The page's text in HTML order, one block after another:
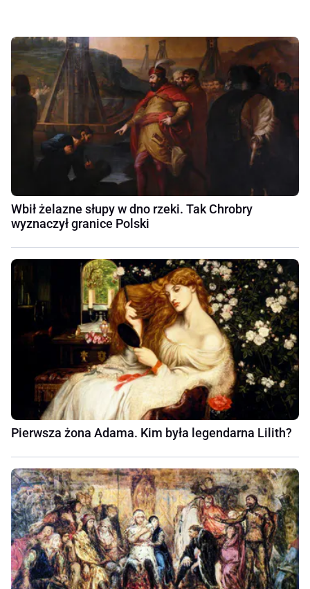
Wbił żelazne słupy w dno rzeki. Tak Chrobry
wyznaczył granice Polski
Pierwsza żona Adama. Kim była legendarna Lilith?